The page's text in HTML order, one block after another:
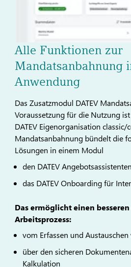
Alle Funktionen zur
Mandatsanbahnung
Anwendung
Das Zusatzmodul DATEV
Voraussetzung für die Nutzung
DATEV Eigenorganisation classic/
Mandatsanbahnung bündelt die
Lösungen in einem Modul
den DATEV
das DATEV Onboarding für
Das ermöglicht einen
Arbeitsprozess:
vom Erfassen und
über den sicheren
Kalkulation